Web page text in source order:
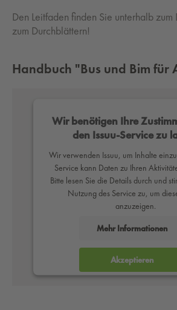
Den Leitfaden finden Sie unterhalb
zum Durchblättern!
Handbuch "Bus und Bim für
Wir benötigen Ihre
den Issuu-Service zu
Wir verwenden Issuu, um Inhalte
Service kann Daten zu Ihren
Bitte lesen Sie die Details durch und
Nutzung des Service zu, um
anzuzeigen.
Mehr Informationen
Akzeptieren